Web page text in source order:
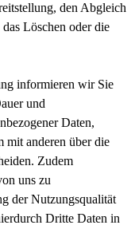
den Abgleich
Löschen oder die
informieren wir Sie
und
Daten,
mit anderen über die
Zudem
uns zu
der Nutzungsqualität
Dritte Daten in